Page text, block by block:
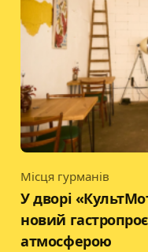
Category
Місця гурманів
У дворі
новий
атмосферою